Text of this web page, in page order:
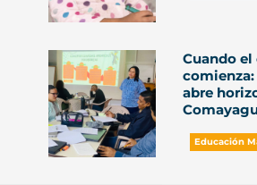
Cuando
abre
Educación